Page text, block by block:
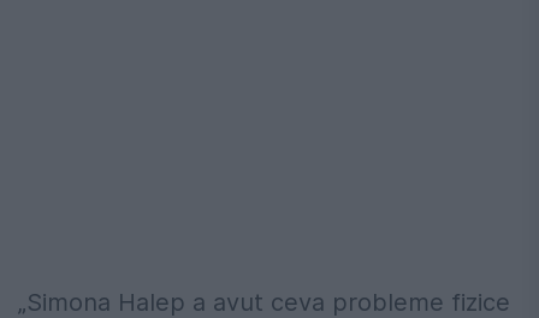
„Simona Halep a avut ceva probleme fizice